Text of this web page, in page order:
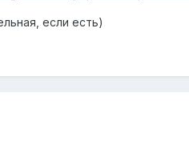
если есть)